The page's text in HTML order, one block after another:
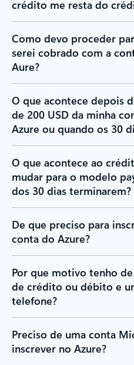
crédito me resta do
Como devo proceder
serei cobrado com a
Aure?
O que acontece depois
de 200 USD da minha
Azure ou quando os 30
O que acontece ao
mudar para o modelo
dos 30 dias terminarem?
De que preciso para
conta do Azure?
Por que motivo tenho
de crédito ou débito e
telefone?
Preciso de uma conta
inscrever no Azure?